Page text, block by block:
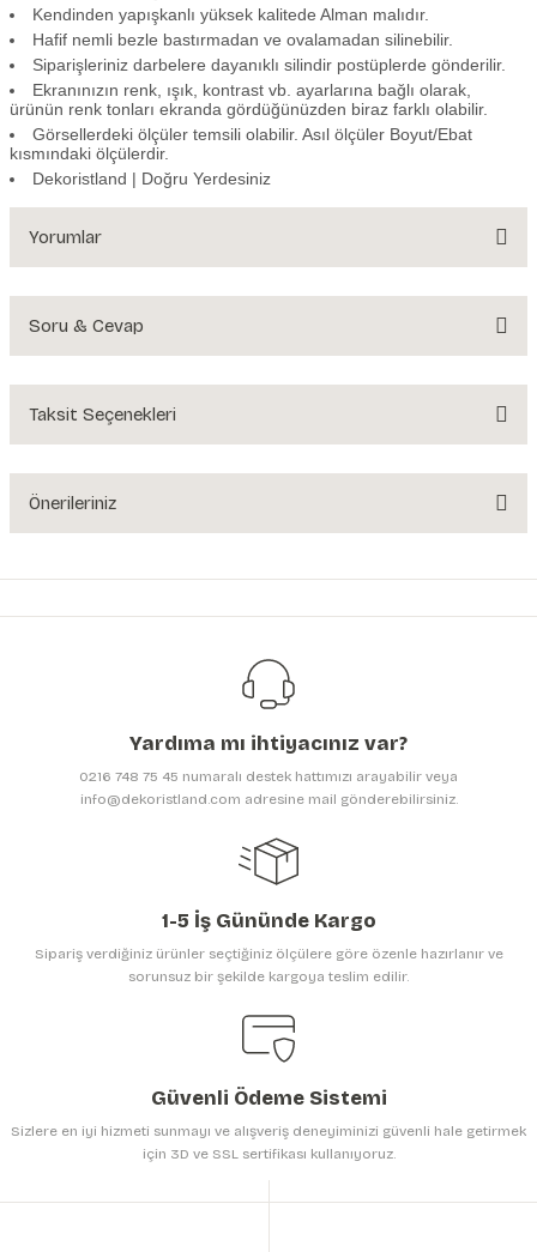
Kendinden yapışkanlı yüksek kalitede Alman malıdır.
Hafif nemli bezle bastırmadan ve ovalamadan silinebilir.
Siparişleriniz darbelere dayanıklı silindir postüplerde gönderilir.
Ekranınızın renk, ışık, kontrast vb. ayarlarına bağlı olarak,
ürünün renk tonları ekranda gördüğünüzden biraz farklı olabilir.
Görsellerdeki ölçüler temsili olabilir. Asıl ölçüler Boyut/Ebat
kısmındaki ölçülerdir.
Dekoristland | Doğru Yerdesiniz
Yorumlar
Soru & Cevap
Ürün hakkında henüz soru sorulmamış.
Taksit Seçenekleri
Önerileriniz
yetersiz gördüğünüz noktaları öneri formunu kullanarak tarafımıza
Görüş ve önerileriniz için teşekkür ederiz.
Ürün resmi kalitesiz, bozuk veya görüntülenemiyor.
Ürün bilgilerinde hatalar bulunuyor.
Gönder
Yardıma mı ihtiyacınız var?
0216 748 75 45 numaralı destek hattımızı arayabilir veya
info@dekoristland.com adresine mail gönderebilirsiniz.
1-5 İş Gününde Kargo
Sipariş verdiğiniz ürünler seçtiğiniz ölçülere göre özenle hazırlanır ve
sorunsuz bir şekilde kargoya teslim edilir.
Güvenli Ödeme Sistemi
Sizlere en iyi hizmeti sunmayı ve alışveriş deneyiminizi güvenli hale getirmek
için 3D ve SSL sertifikası kullanıyoruz.